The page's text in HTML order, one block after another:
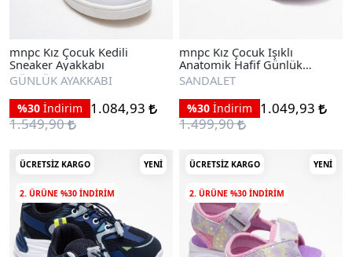
mnpc Kız Çocuk Kedili
Sneaker Ayakkabı
GÜNLÜK AYAKKABI
%30 İndirim
1.084,93
1.549,90
mnpc Kız Çocuk Işıklı
Anatomik Hafif Günlük
Sandalet
SANDALET
%30 İndirim
1.049,93
1.499,90
ÜCRETSIZ KARGO YENI
2. ÜRÜNE %30 INDIRIM
ÜCRETSIZ KARGO YENI
2. ÜRÜNE %30 INDIRIM